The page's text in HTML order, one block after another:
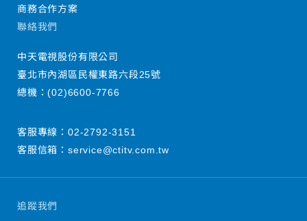
追蹤我們
商務合作方案
聯絡我們
中天電視股份有限公司
臺北市內湖區民權東路六段25號
總機：(02)6600-7766
客服專線： 02-2792-3151
客服信箱： service@ctitv.com.tw